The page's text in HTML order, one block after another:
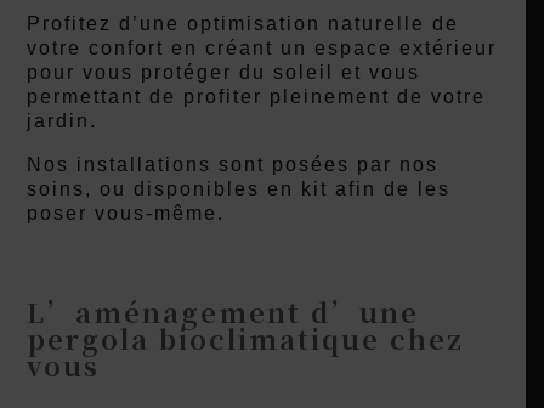
Profitez d’une optimisation naturelle de
votre confort en créant un espace extérieur
pour vous protéger du soleil et vous
permettant de profiter pleinement de votre
jardin.
Nos installations sont posées par nos
soins, ou disponibles en kit afin de les
poser vous-même.
L’aménagement d’une
pergola bioclimatique chez
vous